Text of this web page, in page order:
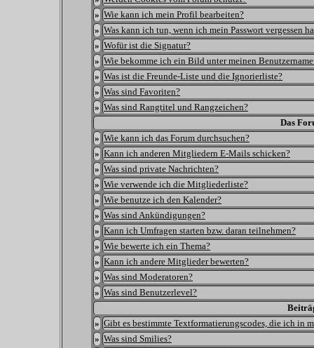
» Wie kann ich mein Profil bearbeiten?
» Was kann ich tun, wenn ich mein Passwort vergessen
» Wofür ist die Signatur?
» Wie bekomme ich ein Bild unter meinen
» Was ist die Freunde-Liste und die Ignorierliste?
» Was sind Favoriten?
» Was sind Rangtitel und Rangzeichen?
Das
» Wie kann ich das Forum durchsuchen?
» Kann ich anderen Mitgliedern E-Mails schicken?
» Was sind private Nachrichten?
» Wie verwende ich die Mitgliederliste?
» Wie benutze ich den Kalender?
» Was sind Ankündigungen?
» Kann ich Umfragen starten bzw. daran teilnehmen?
» Wie bewerte ich ein Thema?
» Kann ich andere Mitglieder bewerten?
» Was sind Moderatoren?
» Was sind Benutzerlevel?
» Gibt es bestimmte Textformatierungscodes, die ich in
» Was sind Smilies?